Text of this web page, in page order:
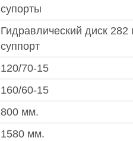
супорты
Гидравлический диск
суппорт
120/70-15
160/60-15
800 мм.
1580 мм.